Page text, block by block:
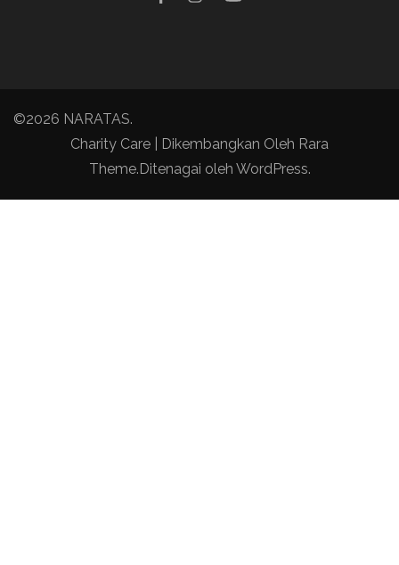
©2026 NARATAS.
Charity Care | Dikembangkan Oleh Rara
Theme.Ditenagai oleh WordPress.